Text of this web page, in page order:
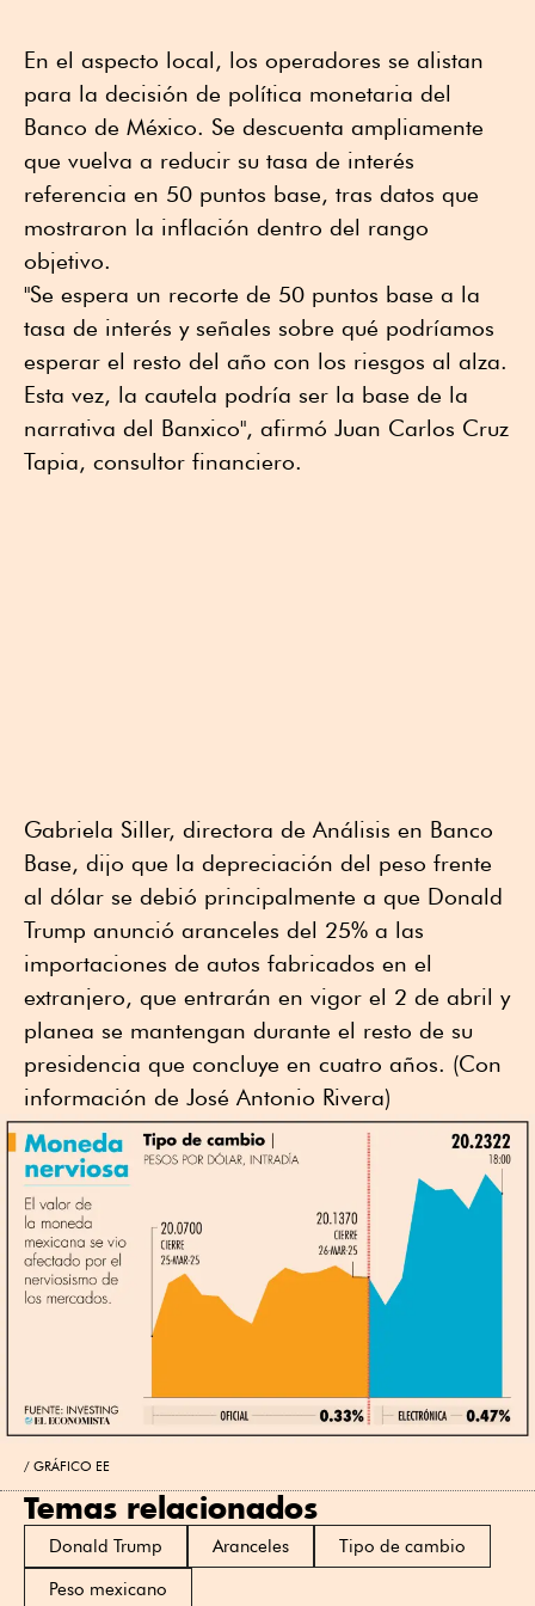
En el aspecto local, los operadores se alistan
para la decisión de política monetaria del
Banco de México. Se descuenta ampliamente
que vuelva a reducir su tasa de interés
referencia en 50 puntos base, tras datos que
mostraron la inflación dentro del rango
objetivo.
"Se espera un recorte de 50 puntos base a la
tasa de interés y señales sobre qué podríamos
esperar el resto del año con los riesgos al alza.
Esta vez, la cautela podría ser la base de la
narrativa del Banxico", afirmó Juan Carlos Cruz
Tapia, consultor financiero.
Gabriela Siller, directora de Análisis en Banco
Base, dijo que la depreciación del peso frente
al dólar se debió principalmente a que Donald
Trump anunció aranceles del 25% a las
importaciones de autos fabricados en el
extranjero, que entrarán en vigor el 2 de abril y
planea se mantengan durante el resto de su
presidencia que concluye en cuatro años. (Con
información de José Antonio Rivera)
GRÁFICO EE
Temas relacionados
Donald Trump Aranceles
Tipo de cambio
Peso mexicano